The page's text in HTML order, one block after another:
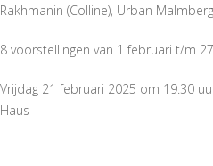
Rakhmanin (Colline), Urban
8 voorstellingen van 1 februari t/m
Vrijdag 21 februari 2025 om 19.30
Haus